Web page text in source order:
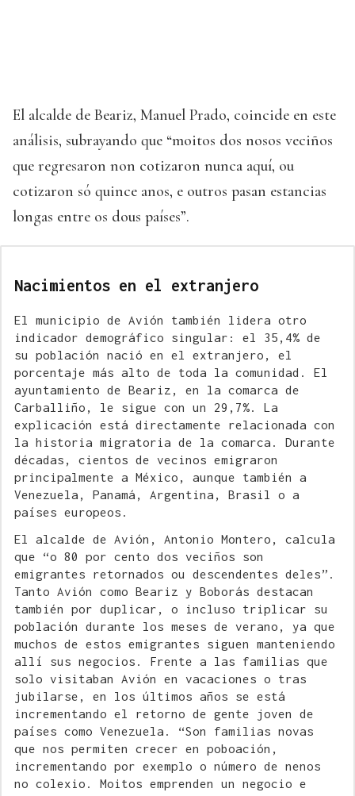
El alcalde de Beariz, Manuel Prado, coincide en este
análisis, subrayando que “moitos dos nosos veciños
que regresaron non cotizaron nunca aquí, ou
cotizaron só quince anos, e outros pasan estancias
longas entre os dous países”.
Nacimientos en el extranjero
El municipio de Avión también lidera otro
indicador demográfico singular: el 35,4% de
su población nació en el extranjero, el
porcentaje más alto de toda la comunidad. El
ayuntamiento de Beariz, en la comarca de
Carballiño, le sigue con un 29,7%. La
explicación está directamente relacionada con
la historia migratoria de la comarca. Durante
décadas, cientos de vecinos emigraron
principalmente a México, aunque también a
Venezuela, Panamá, Argentina, Brasil o a
países europeos.
El alcalde de Avión, Antonio Montero, calcula
que “o 80 por cento dos veciños son
emigrantes retornados ou descendentes deles”.
Tanto Avión como Beariz y Boborás destacan
también por duplicar, o incluso triplicar su
población durante los meses de verano, ya que
muchos de estos emigrantes siguen manteniendo
allí sus negocios. Frente a las familias que
solo visitaban Avión en vacaciones o tras
jubilarse, en los últimos años se está
incrementando el retorno de gente joven de
países como Venezuela. “Son familias novas
que nos permiten crecer en poboación,
incrementando por exemplo o número de nenos
no colexio. Moitos emprenden un negocio e